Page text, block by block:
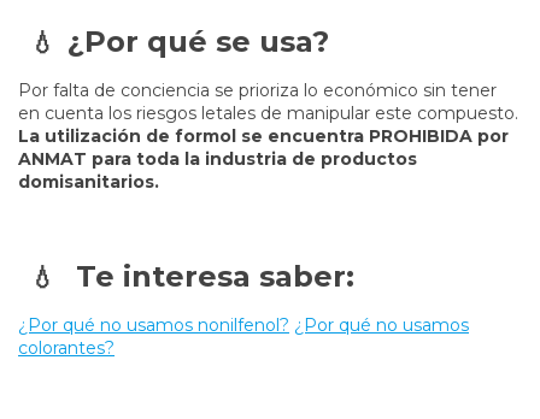
💧 ¿Por qué se usa?
Por falta de conciencia se prioriza lo económico sin tener
en cuenta los riesgos letales de manipular este compuesto.
La utilización de formol se encuentra PROHIBIDA por
ANMAT para toda la industria de productos
domisanitarios.
💧 Te interesa saber:
¿Por qué no usamos nonilfenol? ¿Por qué no usamos
colorantes?